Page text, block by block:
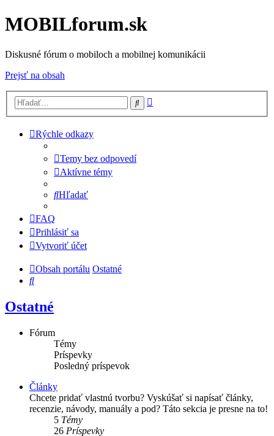
MOBILforum.sk
Diskusné fórum o mobiloch a mobilnej komunikácii
Prejsť na obsah
Hľadať
Rýchle odkazy
Temy bez odpovedí
Aktívne témy
Hľadať
FAQ
Prihlásiť sa
Vytvoriť účet
Obsah portálu Ostatné
Hľadať
Ostatné
Fórum
Témy
Príspevky
Posledný príspevok
Články
Chcete pridať vlastnú tvorbu? Vyskúšať si napísať články,
recenzie, návody, manuály a pod? Táto sekcia je presne na to!
5 Témy
26 Príspevky